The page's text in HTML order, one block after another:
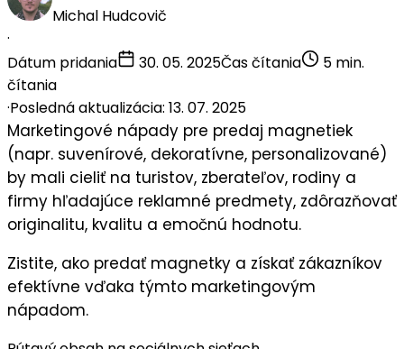
Michal Hudcovič
·
Dátum pridania
30. 05. 2025Čas čítania
5 min.
čítania
·Posledná aktualizácia: 13. 07. 2025
Marketingové nápady pre predaj magnetiek
(napr. suvenírové, dekoratívne, personalizované)
by mali cieliť na turistov, zberateľov, rodiny a
firmy hľadajúce reklamné predmety, zdôrazňovať
originalitu, kvalitu a emočnú hodnotu.
Zistite, ako predať magnetky a získať zákazníkov
efektívne vďaka týmto marketingovým
nápadom.